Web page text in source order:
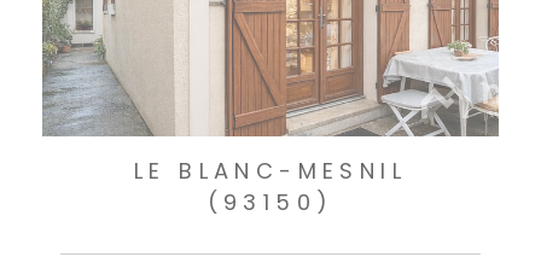
LE BLANC-MESNIL
(93150)